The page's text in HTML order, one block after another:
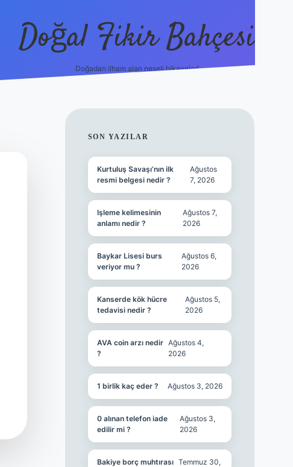
Doğal Fikir Bahçesi
Doğadan ilham alan neşeli hikayeler!
SIDEBAR
SON YAZILAR
Kurtuluş Savaşı’nın ilk
resmi belgesi nedir ?
Ağustos
7, 2026
Işleme kelimesinin
anlamı nedir ?
Ağustos 7,
2026
Baykar Lisesi burs
veriyor mu ?
Ağustos 6,
2026
Kanserde kök hücre
tedavisi nedir ?
Ağustos 5,
2026
AVA coin arzı nedir
?
Ağustos 4,
2026
1 birlik kaç eder ? Ağustos 3, 2026
0 alınan telefon iade
edilir mi ?
Ağustos 3,
2026
Bakiye borç muhtırası Temmuz 30,
grandoperabet